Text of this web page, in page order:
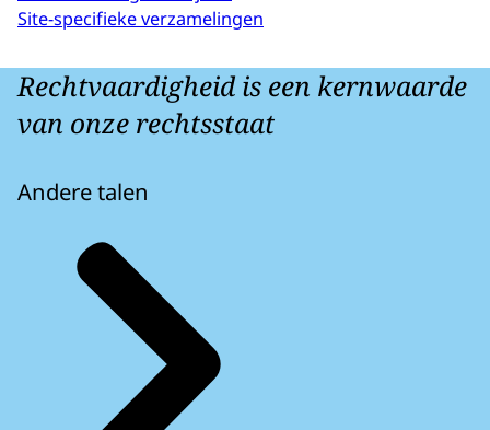
Site-specifieke verzamelingen
Rechtvaardigheid is een kernwaarde
van onze rechtsstaat
Andere talen